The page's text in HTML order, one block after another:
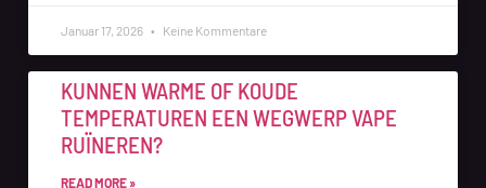
Januar 17, 2026 Keine Kommentare
KUNNEN WARME OF KOUDE
TEMPERATUREN EEN WEGWERP VAPE
RUÏNEREN?
READ MORE »